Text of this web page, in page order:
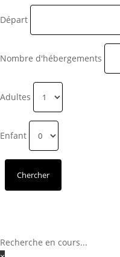
Départ
Nombre d'hébergements
Adultes
Enfant
Recherche en cours...